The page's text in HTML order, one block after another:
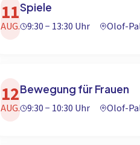
11
AUG.
Spiele
9:30 − 13:30 Uhr
Olof-
12
AUG.
Bewegung für Frauen
9:30 − 10:30 Uhr
Olof-